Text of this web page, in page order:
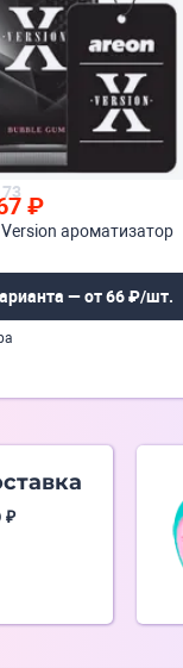
73 ₽
ароматизатор
— от 66 ₽/шт.
₽